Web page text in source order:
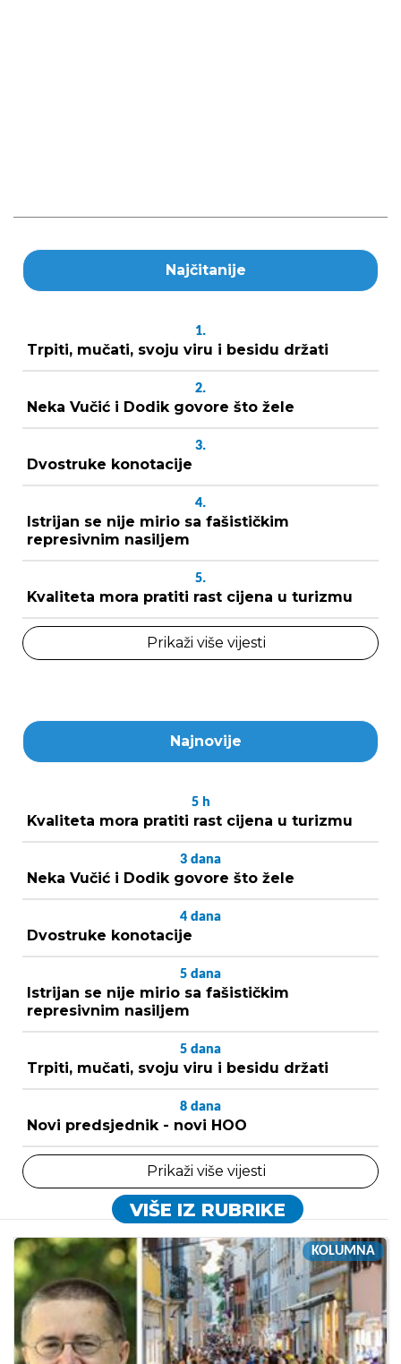
Najčitanije
1.
Trpiti, mučati, svoju viru i besidu držati
2.
Neka Vučić i Dodik govore što žele
3.
Dvostruke konotacije
4.
Istrijan se nije mirio sa fašističkim
represivnim nasiljem
5.
Kvaliteta mora pratiti rast cijena u turizmu
Prikaži više vijesti
Najnovije
5 h
Kvaliteta mora pratiti rast cijena u turizmu
3 dana
Neka Vučić i Dodik govore što žele
4 dana
Dvostruke konotacije
5 dana
Istrijan se nije mirio sa fašističkim
represivnim nasiljem
5 dana
Trpiti, mučati, svoju viru i besidu držati
8 dana
Novi predsjednik - novi HOO
Prikaži više vijesti
VIŠE IZ RUBRIKE
KOLUMNA